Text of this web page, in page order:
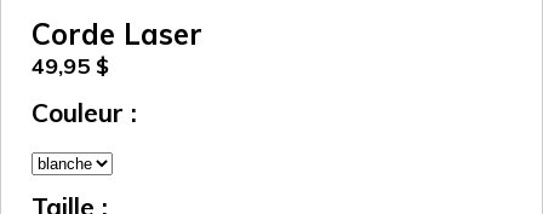
Corde Laser
49,95 $
Couleur :
Taille :